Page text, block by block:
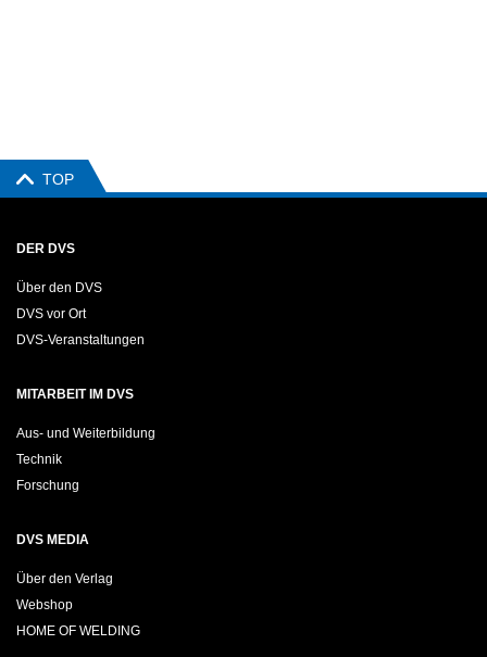
TOP
DER DVS
Über den DVS
DVS vor Ort
DVS-Veranstaltungen
MITARBEIT IM DVS
Aus- und Weiterbildung
Technik
Forschung
DVS MEDIA
Über den Verlag
Webshop
HOME OF WELDING